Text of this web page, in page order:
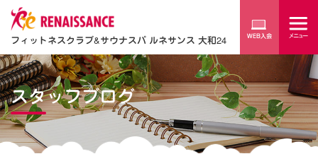
フィットネスクラブ&サウナスパ ルネサンス 大和24
スタッフブログ